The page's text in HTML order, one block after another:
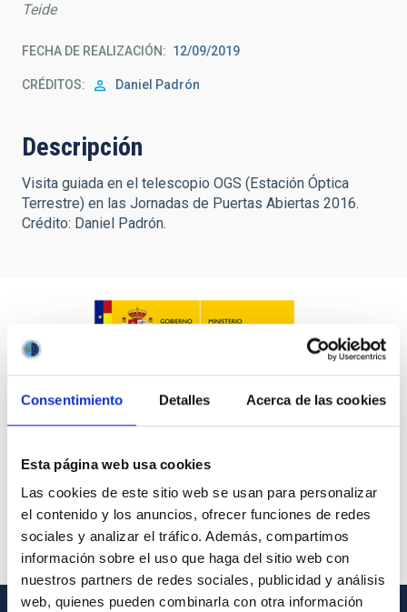
Consentimiento Detalles Acerca de las cookies
Esta página web usa cookies
Las cookies de este sitio web se usan para personalizar
el contenido y los anuncios, ofrecer funciones de redes
sociales y analizar el tráfico. Además, compartimos
información sobre el uso que haga del sitio web con
nuestros partners de redes sociales, publicidad y análisis
web, quienes pueden combinarla con otra información
Teide
FECHA DE REALIZACIÓN 12/09/2019
CRÉDITOS Daniel Padrón
Descripción
Visita guiada en el telescopio OGS (Estación Óptica
Terrestre) en las Jornadas de Puertas Abiertas 2016.
Crédito: Daniel Padrón.